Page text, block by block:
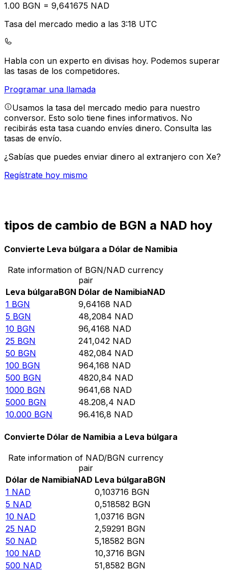
1.00 BGN = 9,641675 NAD
Tasa del mercado medio a las 3:18 UTC
Habla con un experto en divisas hoy. Podemos superar
las tasas de los competidores.
Programar una llamada
Usamos la tasa del mercado medio para nuestro
conversor. Esto solo tiene fines informativos. No
recibirás esta tasa cuando envíes dinero. Consulta las
tasas de envío.
¿Sabías que puedes enviar dinero al extranjero con Xe?
Regístrate hoy mismo
tipos de cambio de BGN a NAD hoy
Convierte Leva búlgara a Dólar de Namibia
Rate information of BGN/NAD currency
pair
Leva búlgaraBGN Dólar de NamibiaNAD
1 BGN 9,64168 NAD
5 BGN 48,2084 NAD
10 BGN 96,4168 NAD
25 BGN 241,042 NAD
50 BGN 482,084 NAD
100 BGN 964,168 NAD
500 BGN 4820,84 NAD
1000 BGN 9641,68 NAD
5000 BGN 48.208,4 NAD
10.000 BGN 96.416,8 NAD
Convierte Dólar de Namibia a Leva búlgara
Rate information of NAD/BGN currency
pair
Dólar de NamibiaNAD Leva búlgaraBGN
1 NAD 0,103716 BGN
5 NAD 0,518582 BGN
10 NAD 1,03716 BGN
25 NAD 2,59291 BGN
50 NAD 5,18582 BGN
100 NAD 10,3716 BGN
500 NAD 51,8582 BGN